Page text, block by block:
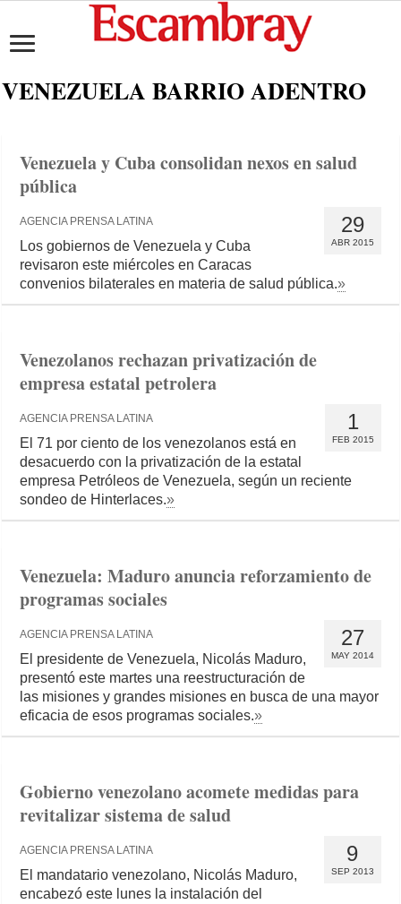
VENEZUELA BARRIO ADENTRO
Venezuela y Cuba consolidan nexos en salud
pública
29
ABR 2015
AGENCIA PRENSA LATINA
Los gobiernos de Venezuela y Cuba
revisaron este miércoles en Caracas
convenios bilaterales en materia de salud pública.»
Venezolanos rechazan privatización de
empresa estatal petrolera
1
FEB 2015
AGENCIA PRENSA LATINA
El 71 por ciento de los venezolanos está en
desacuerdo con la privatización de la estatal
empresa Petróleos de Venezuela, según un reciente
sondeo de Hinterlaces.»
Venezuela: Maduro anuncia reforzamiento de
programas sociales
27
MAY 2014
AGENCIA PRENSA LATINA
El presidente de Venezuela, Nicolás Maduro,
presentó este martes una reestructuración de
las misiones y grandes misiones en busca de una mayor
eficacia de esos programas sociales.»
Gobierno venezolano acomete medidas para
revitalizar sistema de salud
9
SEP 2013
AGENCIA PRENSA LATINA
El mandatario venezolano, Nicolás Maduro,
encabezó este lunes la instalación del